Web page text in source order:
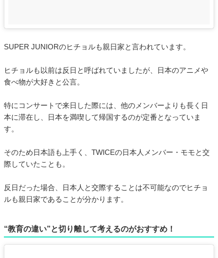
SUPER JUNIORのヒチョルも親日家と言われています。
ヒチョルも以前は反日と呼ばれていましたが、日本のアニメや
食べ物が大好きと公言。
特にコンサートで来日した際には、他のメンバーよりも長く日
本に滞在し、日本を満喫して帰国するのが定番となっていま
す。
そのため日本語も上手く、TWICEの日本人メンバー・モモと交
際していたことも。
反日だった場合、日本人と交際することは不可能なのでヒチョ
ルも親日家であることが分かります。
“教育の違い”と切り離して考えるのがおすすめ！